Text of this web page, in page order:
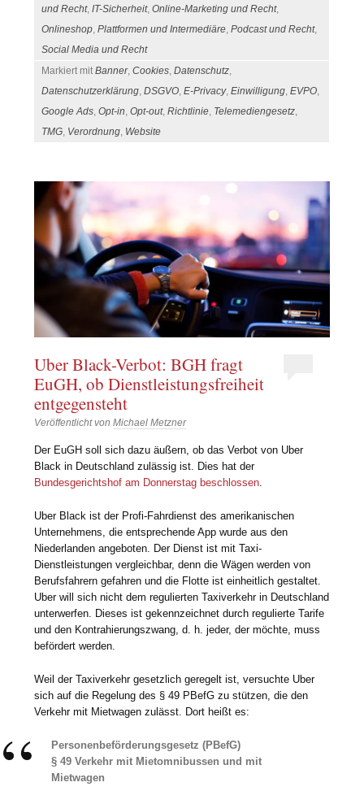
und Recht,IT-Sicherheit,Online-Marketing und Recht,
Onlineshop,Plattformen und Intermediäre,Podcast und Recht,
Social Media und Recht
Markiert mitBanner,Cookies,Datenschutz,
Datenschutzerklärung,DSGVO,E-Privacy,Einwilligung,EVPO,
Google Ads,Opt-in,Opt-out,Richtlinie, Telemediengesetz,
TMG, Verordnung, Website
Uber Black-Verbot: BGH fragt
EuGH, ob Dienstleistungsfreiheit
entgegensteht
Veröffentlicht vonMichael Metzner
Der EuGH soll sich dazu äußern, ob das Verbot von Uber
Black in Deutschland zulässig ist. Dies hat der
Bundesgerichtshof am Donnerstag beschlossen
Uber Black ist der Profi-Fahrdienst des amerikanischen
Unternehmens, die entsprechende App wurde aus den
Niederlanden angeboten. Der Dienst ist mit Taxi-
Dienstleistungen vergleichbar, denn die Wägen werden von
Berufsfahrern gefahren und die Flotte ist einheitlich gestaltet.
Uber will sich nicht dem regulierten Taxiverkehr in Deutschland
unterwerfen. Dieses ist gekennzeichnet durch regulierte Tarife
und den Kontrahierungszwang, d. h. jeder, der möchte, muss
befördert werden.
Weil der Taxiverkehr gesetzlich geregelt ist, versuchte Uber
sich auf die Regelung des § 49 PBefG zu stützen, die den
Verkehr mit Mietwagen zulässt. Dort heißt es:
Personenbeförderungsgesetz (PBefG)
§ 49 Verkehr mit Mietomnibussen und mit
Mietwagen